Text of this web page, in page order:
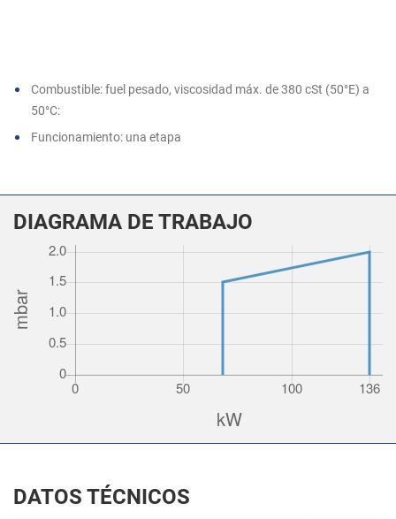
Combustible: fuel pesado, viscosidad máx. de 380 cSt (50°E) a
50°C:
Funcionamiento: una etapa
DIAGRAMA DE TRABAJO
DATOS TÉCNICOS